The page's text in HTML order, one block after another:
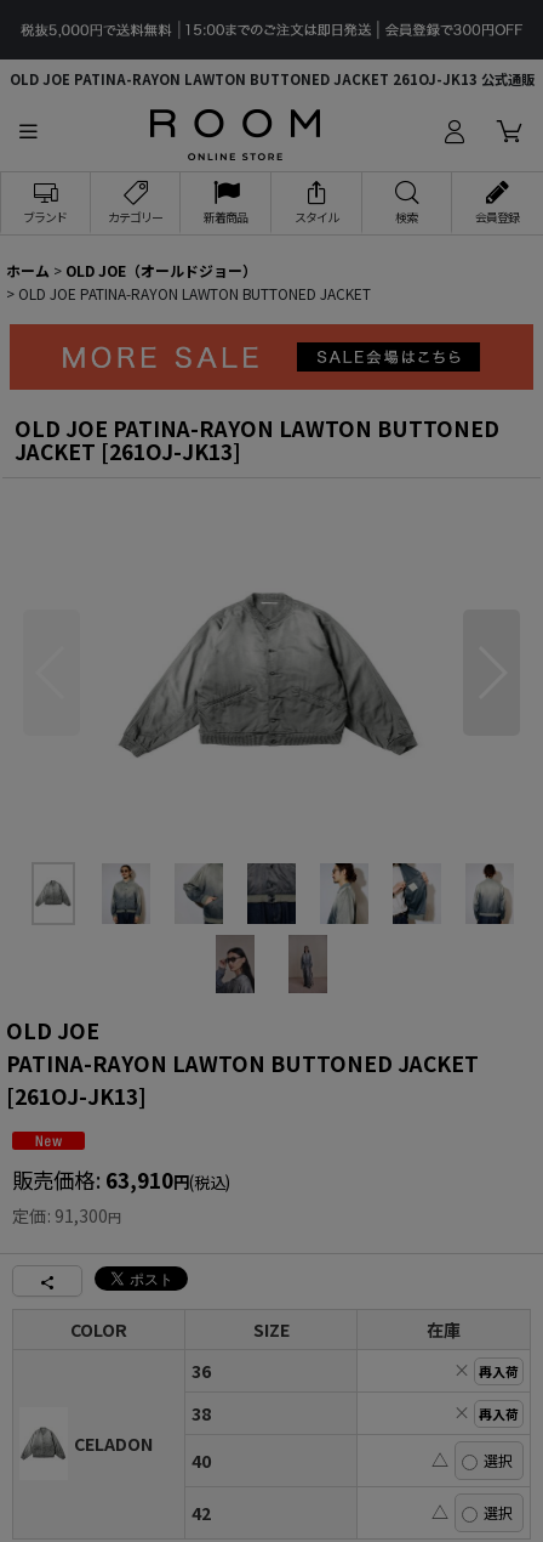
OLD JOE PATINA-RAYON LAWTON BUTTONED JACKET 261OJ-JK13 公式通販
ブランド カテゴリー 新着商品 スタイル 検索 会員登録
ホーム > OLD JOE（オールドジョー）
> OLD JOE PATINA-RAYON LAWTON BUTTONED JACKET
OLD JOE PATINA-RAYON LAWTON BUTTONED
JACKET [261OJ-JK13]
OLD JOE
PATINA-RAYON LAWTON BUTTONED JACKET
[261OJ-JK13]
販売価格: 63,910円(税込)
定価: 91,300円
COLOR SIZE 在庫
CELADON
36 × 再入荷
38 × 再入荷
40 △
42 △